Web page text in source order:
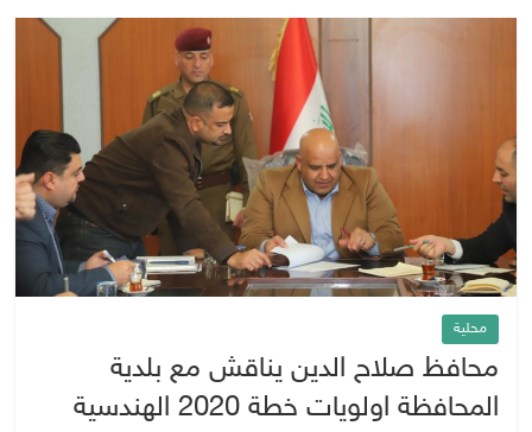
محلية
محافظ صلاح الدين يناقش مع بلدية
المحافظة اولويات خطة 2020 الهندسية